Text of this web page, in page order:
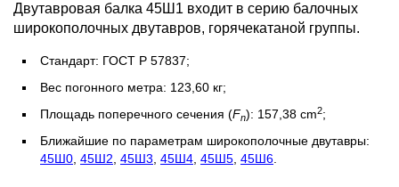
Двутавровая балка 45Ш1 входит в серию балочных
широкополочных двутавров, горячекатаной группы.
Стандарт: ГОСТ Р 57837;
Вес погонного метра: 123,60 кг;
Площадь поперечного сечения (Fn): 157,38 cm2;
Ближайшие по параметрам широкополочные двутавры:
45Ш0 45Ш2 45Ш3 45Ш4 45Ш5 45Ш6